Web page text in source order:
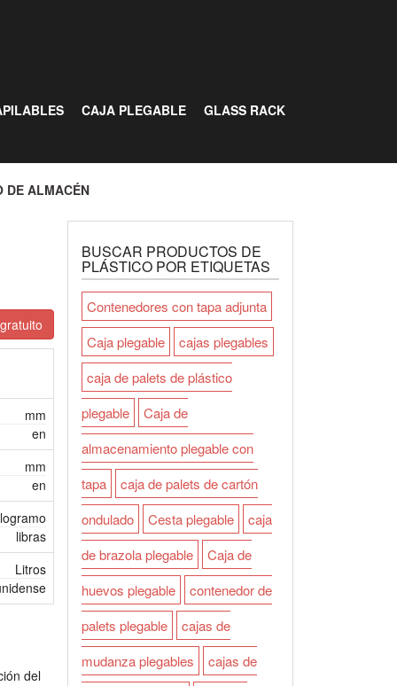
CAJA PLEGABLE
GLASS RACK
DE ALMACÉN
mm
en
mm
en
libras
Litros
del
BUSCAR PRODUCTOS DE
PLÁSTICO POR ETIQUETAS
Contenedores con tapa adjunta
Caja plegable
cajas plegables
caja de palets de plástico
plegable
Caja de
almacenamiento plegable con
tapa
caja de palets de cartón
ondulado
Cesta plegable
caja
de brazola plegable
Caja de
huevos plegable
contenedor de
palets plegable
cajas de
mudanza plegables
cajas de